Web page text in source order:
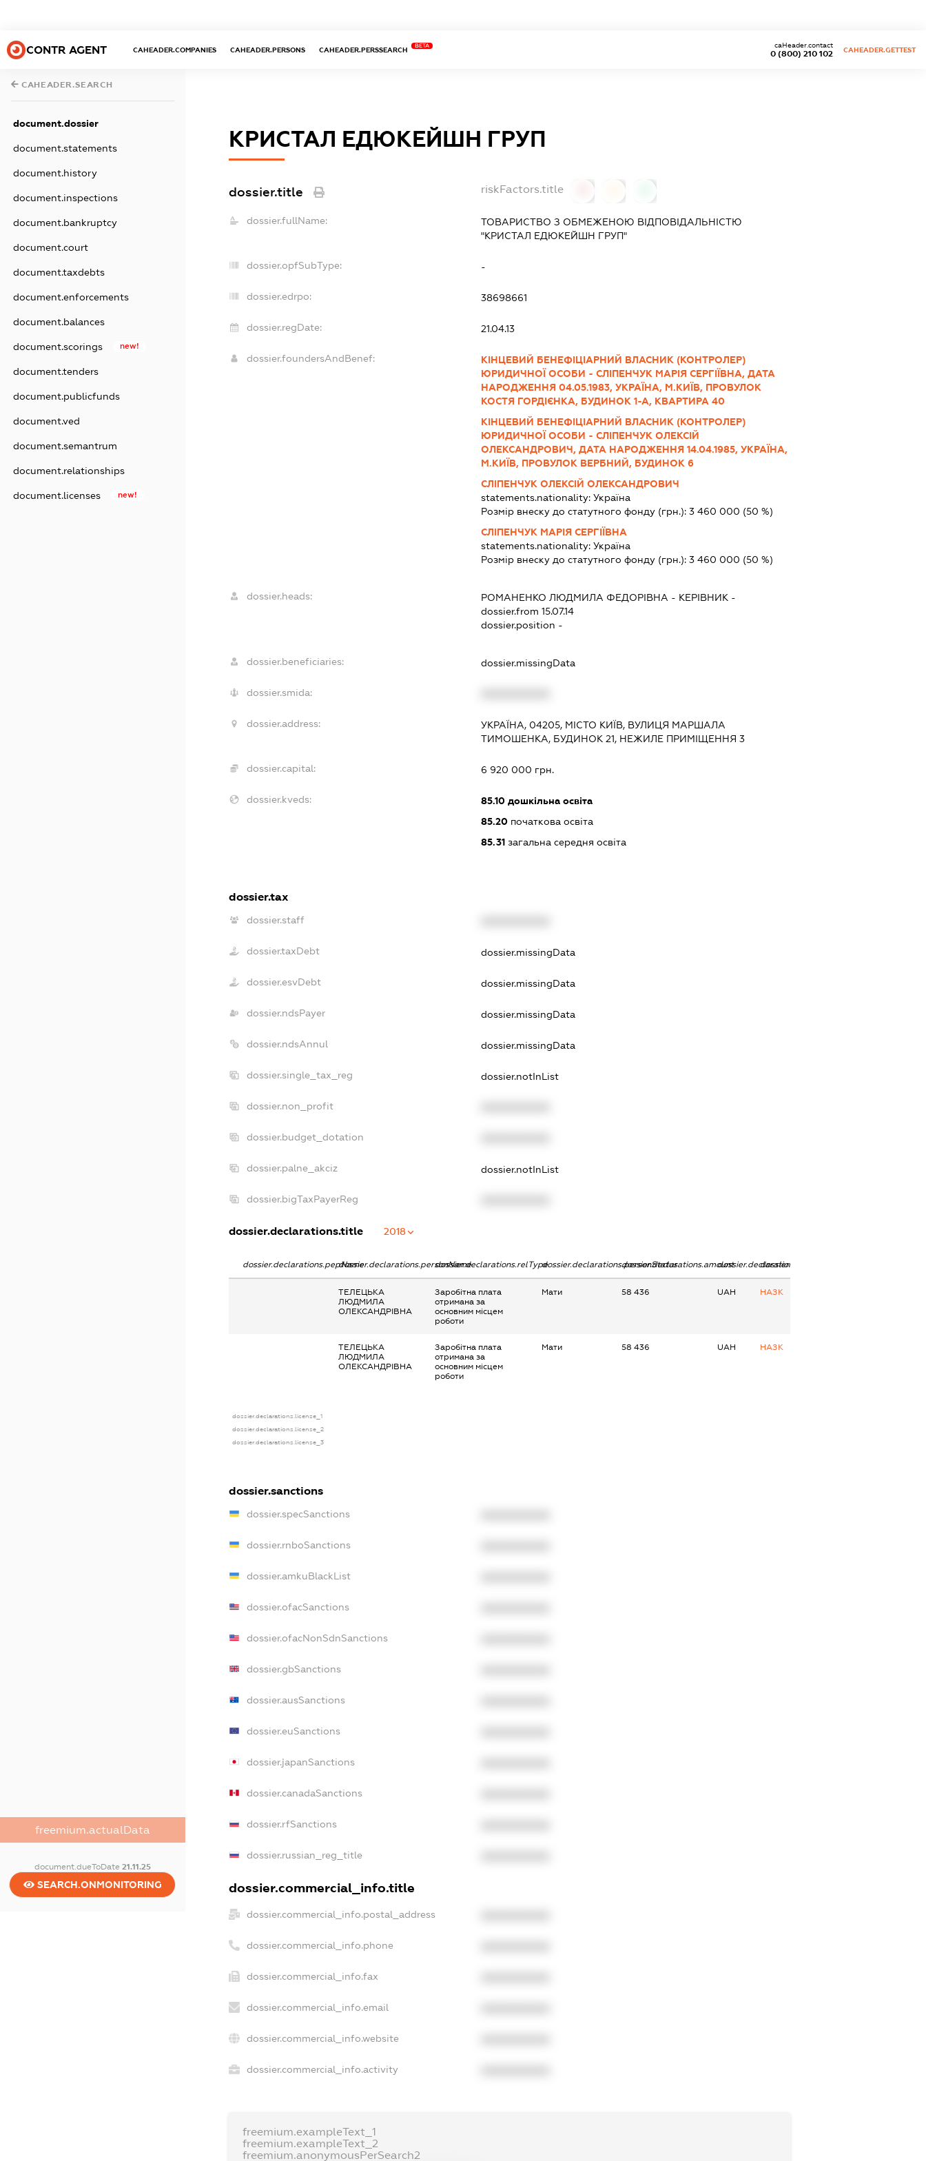
CONTR AGENT CAHEADER.COMPANIES CAHEADER.PERSONS CAHEADER.PERSSEARCH
BETA
0 (800) 210 102
caHeader.contact
CAHEADER.GETTEST
CAHEADER.SEARCH
document.dossier
document.statements
document.history
document.inspections
document.bankruptcy
document.court
document.taxdebts
document.enforcements
document.balances
document.scorings new!
document.tenders
document.publicfunds
document.ved
document.semantrum
document.relationships
document.licenses new!
freemium.actualData
document.dueToDate 21.11.25
SEARCH.ONMONITORING
КРИСТАЛ ЕДЮКЕЙШН ГРУП
dossier.title riskFactors.title
dossier.fullName:
ТОВАРИСТВО З ОБМЕЖЕНОЮ ВІДПОВІДАЛЬНІСТЮ
"КРИСТАЛ ЕДЮКЕЙШН ГРУП"
dossier.opfSubType: -
dossier.edrpo: 38698661
dossier.regDate: 21.04.13
dossier.foundersAndBenef:
КІНЦЕВИЙ БЕНЕФІЦІАРНИЙ ВЛАСНИК (КОНТРОЛЕР)
ЮРИДИЧНОЇ ОСОБИ - СЛІПЕНЧУК МАРІЯ СЕРГІЇВНА, ДАТА
НАРОДЖЕННЯ 04.05.1983, УКРАЇНА, М.КИЇВ, ПРОВУЛОК
КОСТЯ ГОРДІЄНКА, БУДИНОК 1-А, КВАРТИРА 40
КІНЦЕВИЙ БЕНЕФІЦІАРНИЙ ВЛАСНИК (КОНТРОЛЕР)
ЮРИДИЧНОЇ ОСОБИ - СЛІПЕНЧУК ОЛЕКСІЙ
ОЛЕКСАНДРОВИЧ, ДАТА НАРОДЖЕННЯ 14.04.1985, УКРАЇНА,
М.КИЇВ, ПРОВУЛОК ВЕРБНИЙ, БУДИНОК 6
СЛІПЕНЧУК ОЛЕКСІЙ ОЛЕКСАНДРОВИЧ
statements.nationality:Україна
Розмір внеску до статутного фонду (грн.):3 460 000 (50 %)
СЛІПЕНЧУК МАРІЯ СЕРГІЇВНА
statements.nationality:Україна
Розмір внеску до статутного фонду (грн.):3 460 000 (50 %)
dossier.heads: РОМАНЕНКО ЛЮДМИЛА ФЕДОРІВНА - КЕРІВНИК -
dossier.from 15.07.14
dossier.position -
dossier.beneficiaries: dossier.missingData
dossier.smida:
dossier.address:
УКРАЇНА, 04205, МІСТО КИЇВ, ВУЛИЦЯ МАРШАЛА
ТИМОШЕНКА, БУДИНОК 21, НЕЖИЛЕ ПРИМІЩЕННЯ 3
dossier.capital: 6 920 000 грн.
dossier.kveds: 85.10 дошкільна освіта
85.20 початкова освіта
85.31 загальна середня освіта
dossier.tax
dossier.staff
dossier.taxDebt dossier.missingData
dossier.esvDebt dossier.missingData
dossier.ndsPayer dossier.missingData
dossier.ndsAnnul dossier.missingData
dossier.single_tax_reg dossier.notInList
dossier.non_profit
dossier.budget_dotation
dossier.palne_akciz dossier.notInList
dossier.bigTaxPayerReg
dossier.declarations.title 2018
dossier.declarations.pepNamedossier.declarations.personNamedossier.declarations.relTypedossier.declarations.personStatusdossier.declarations.amountdossier.declarations.currency
dossier.declarations.source
ТЕЛЕЦЬКА
ЛЮДМИЛА
ОЛЕКСАНДРІВНА
Заробітна плата
отримана за
основним місцем
роботи
Мати 58 436 UAH НАЗК
ТЕЛЕЦЬКА
ЛЮДМИЛА
ОЛЕКСАНДРІВНА
Заробітна плата
отримана за
основним місцем
роботи
Мати 58 436 UAH НАЗК
dossier.declarations.license_1
dossier.declarations.license_2
dossier.declarations.license_3
dossier.sanctions
dossier.specSanctions
dossier.rnboSanctions
dossier.amkuBlackList
dossier.ofacSanctions
dossier.ofacNonSdnSanctions
dossier.gbSanctions
dossier.ausSanctions
dossier.euSanctions
dossier.japanSanctions
dossier.canadaSanctions
dossier.rfSanctions
dossier.russian_reg_title
dossier.commercial_info.title
dossier.commercial_info.postal_address
dossier.commercial_info.phone
dossier.commercial_info.fax
dossier.commercial_info.email
dossier.commercial_info.website
dossier.commercial_info.activity
freemium.exampleText_1
freemium.exampleText_2
freemium.anonymousPerSearch2